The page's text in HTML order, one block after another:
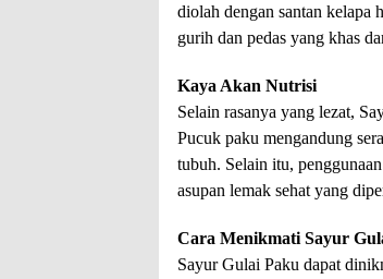
diolah dengan santan kelapa
gurih dan pedas yang khas
Kaya Akan Nutrisi
Selain rasanya yang lezat,
Pucuk paku mengandung
tubuh. Selain itu,
asupan lemak sehat yang
Cara Menikmati Sayur
Sayur Gulai Paku dapat